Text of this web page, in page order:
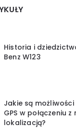
Historia i
Benz W123
Jakie są
GPS w połączeniu
lokalizacją?